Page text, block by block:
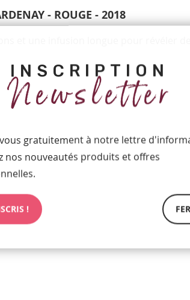
- ROUGE - 2018
et une infusion longue pour révéler
INSCRIPTION
Newsletter
gratuitement à notre lettre
nos nouveautés produits et offres
!